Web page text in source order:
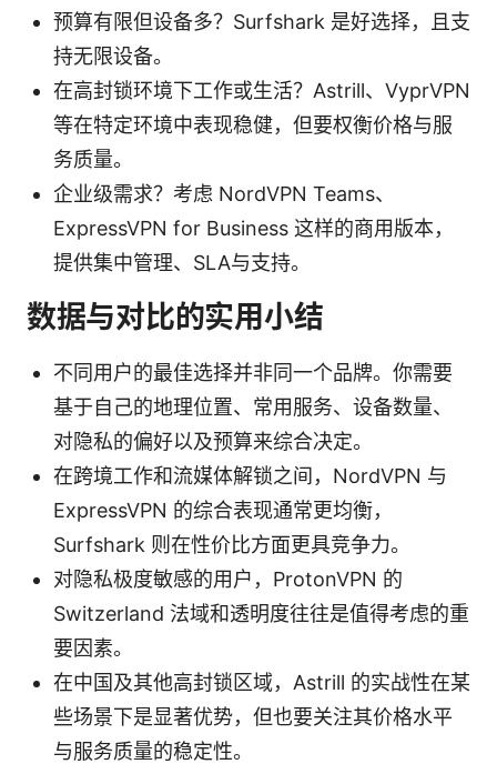
预算有限但设备多？Surfshark 是好选择，且支
持无限设备。
在高封锁环境下工作或生活？Astrill、VyprVPN
等在特定环境中表现稳健，但要权衡价格与服
务质量。
企业级需求？考虑 NordVPN Teams、
ExpressVPN for Business 这样的商用版本，
提供集中管理、SLA与支持。
数据与对比的实用小结
不同用户的最佳选择并非同一个品牌。你需要
基于自己的地理位置、常用服务、设备数量、
对隐私的偏好以及预算来综合决定。
在跨境工作和流媒体解锁之间，NordVPN 与
ExpressVPN 的综合表现通常更均衡，
Surfshark 则在性价比方面更具竞争力。
对隐私极度敏感的用户，ProtonVPN 的
Switzerland 法域和透明度往往是值得考虑的重
要因素。
在中国及其他高封锁区域，Astrill 的实战性在某
些场景下是显著优势，但也要关注其价格水平
与服务质量的稳定性。